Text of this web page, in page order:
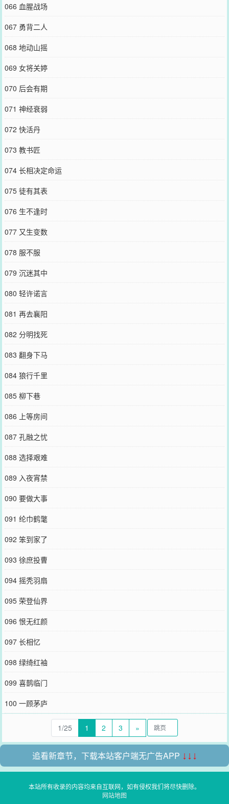
066 血腥战场
067 勇背二人
068 地动山摇
069 女将关婷
070 后会有期
071 神经衰弱
072 快活丹
073 教书匠
074 长相决定命运
075 徒有其表
076 生不逢时
077 又生变数
078 服不服
079 沉迷其中
080 轻许诺言
081 再去襄阳
082 分明找死
083 翻身下马
084 狼行千里
085 柳下巷
086 上等房间
087 孔融之忧
088 选择艰难
089 入夜宵禁
090 要做大事
091 纶巾鹤氅
092 笨到家了
093 徐庶投曹
094 摇秃羽扇
095 荣登仙界
096 恨无红颜
097 长相忆
098 绿绮红袖
099 喜鹊临门
100 一顾茅庐
1/25 1 2 3 »
追看新章节，下载本站客户端无广告APP ↓↓↓
本站所有收录的内容均来自互联网，如有侵权我们将尽快删除。
网站地图